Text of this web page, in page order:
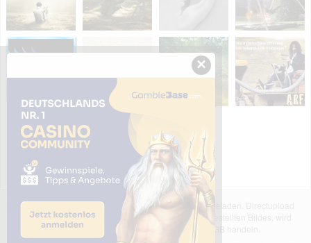
Das dargestellte Bild wurde von einem Nutzer hochgeladen. Directupload
übernimmt keinerlei Haftung für den Inhalt des dargestellten Bildes, wird
jedoch bei Verstößen nach §2(3) unserer AGB handeln.
×